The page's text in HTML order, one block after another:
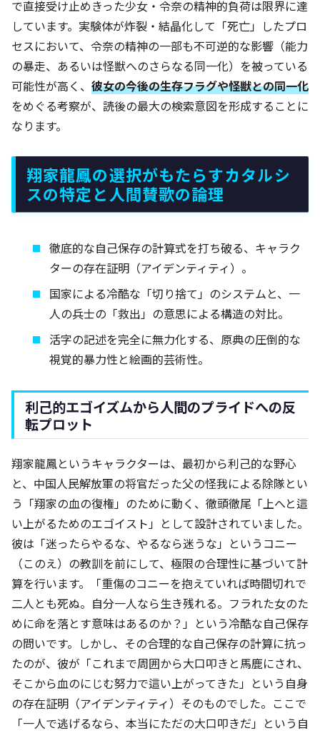
で直接受け止めきった少女・令奈の精神的負荷は限界に達
しています。実験体が炸裂・結晶化して「死亡」したプロ
セスにおいて、令奈の精神の一部も不可逆的な影響（能力
の暴走、あるいは怪獣へのさらなる同一化）を被っている
可能性が高く、 彼女の今後の生存フラグや怪獣との同一化
をめぐる考察が、読後の最大の検索意図を形成することに
なります。
翔家龍鳳の選択がもたらすカタルシ
スの特定と人間賛歌の論理
徹底的な自己保存の計算式を打ち破る、キャラク
ターの存在証明（アイデンティティ）。
国家による冷酷な「切り捨て」のシステムと、一
人の兵士の「救出」の意思による構造の対比。
活字の記述を完全に無力化する、原典の圧倒的な
視覚的暴力性と絵画的芸術性。
利己的エゴイズムから人間のプライドへの反
転プロット
翔家龍鳳というキャラクターは、最初から利己的な野心
と、中国人民解放軍の将官だった父の怪我による除隊とい
う「翔家の血の復権」のために動く、徹頭徹尾「上へと這
い上がるためのエゴイスト」として設計されていました。
彼は「迷ったらやるな、やるなら迷うな」というコニー
（このえ）の教訓を前にして、極限の合理性に基づいて計
算を行います。「重傷のコニーを抱えていれば時間切れで
二人とも死ぬ。自分一人なら生き残れる。フラれた女のた
めに命を落とす意味はあるのか？」という冷酷な自己保存
の問いです。しかし、その合理的な自己保存の計算に抗っ
たのが、彼が「これまで周囲から大口叩きと馬鹿にされ、
そこから血のにじむ努力で這い上がってきた」という自身
の存在証明（アイデンティティ）そのものでした。ここで
「一人で逃げるなら、本当にただの大口叩きだ」という自